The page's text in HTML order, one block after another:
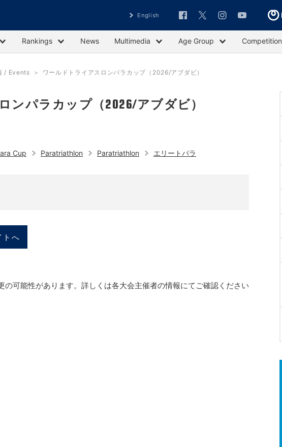
English
Rankings News Multimedia Age Group Competition
/ Events ワールドトライアスロンパラカップ（2026/アブダビ）
ンパラカップ（2026/アブダビ）
Cup Paratriathlon Paratriathlon エリートパラ
トへ
の可能性があります。詳しくは各大会主催者の情報にてご確認ください